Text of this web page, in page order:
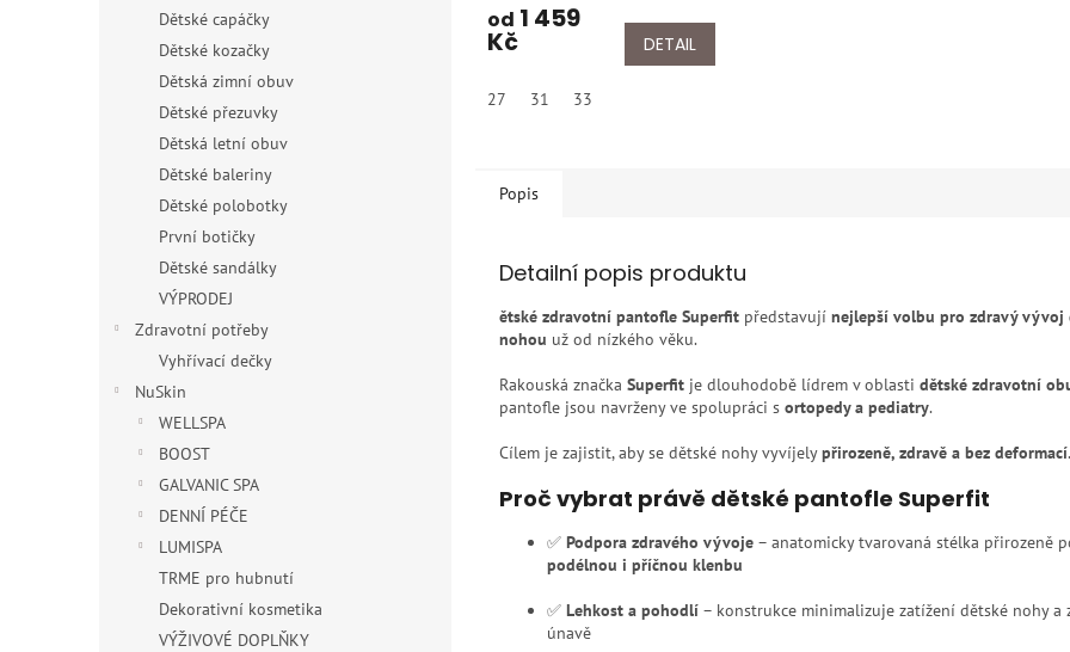
Dětské capáčky
Dětské kozačky
Dětská zimní obuv
Dětské přezuvky
Dětská letní obuv
Dětské baleriny
Dětské polobotky
První botičky
Dětské sandálky
VÝPRODEJ
Zdravotní potřeby
Vyhřívací dečky
NuSkin
WELLSPA
BOOST
GALVANIC SPA
DENNÍ PÉČE
LUMISPA
TRME pro hubnutí
Dekorativní kosmetika
VÝŽIVOVÉ DOPLŇKY
od 1 459
Kč DETAIL
27 31 33
Popis
Detailní popis produktu
ětské zdravotní pantofle Superfit představují nejlepší volbu pro zdravý vývoj
nohou už od nízkého věku.
Rakouská značka Superfit je dlouhodobě lídrem v oblasti dětské zdravotní
pantofle jsou navrženy ve spolupráci s ortopedy a pediatry.
Cílem je zajistit, aby se dětské nohy vyvíjelypřirozeně, zdravě a bez deformací.
Proč vybrat právě dětské pantofle Superfit
✅ Podpora zdravého vývoje – anatomicky tvarovaná stélka přirozeně
podélnou i příčnou klenbu
✅ Lehkost a pohodlí – konstrukce minimalizuje zatížení dětské nohy a
únavě